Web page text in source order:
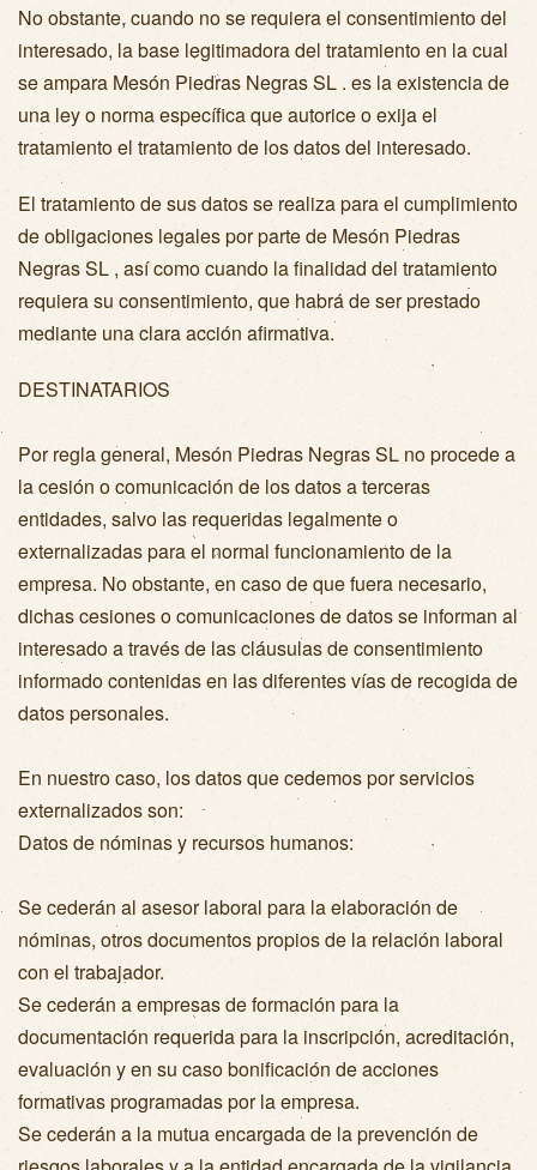
No obstante, cuando no se requiera el consentimiento del
interesado, la base legitimadora del tratamiento en la cual
se ampara Mesón Piedras Negras SL . es la existencia de
una ley o norma específica que autorice o exija el
tratamiento el tratamiento de los datos del interesado.
El tratamiento de sus datos se realiza para el cumplimiento
de obligaciones legales por parte de Mesón Piedras
Negras SL , así como cuando la finalidad del tratamiento
requiera su consentimiento, que habrá de ser prestado
mediante una clara acción afirmativa.
DESTINATARIOS
Por regla general, Mesón Piedras Negras SL no procede a
la cesión o comunicación de los datos a terceras
entidades, salvo las requeridas legalmente o
externalizadas para el normal funcionamiento de la
empresa. No obstante, en caso de que fuera necesario,
dichas cesiones o comunicaciones de datos se informan al
interesado a través de las cláusulas de consentimiento
informado contenidas en las diferentes vías de recogida de
datos personales.
En nuestro caso, los datos que cedemos por servicios
externalizados son:
Datos de nóminas y recursos humanos:
Se cederán al asesor laboral para la elaboración de
nóminas, otros documentos propios de la relación laboral
con el trabajador.
Se cederán a empresas de formación para la
documentación requerida para la inscripción, acreditación,
evaluación y en su caso bonificación de acciones
formativas programadas por la empresa.
Se cederán a la mutua encargada de la prevención de